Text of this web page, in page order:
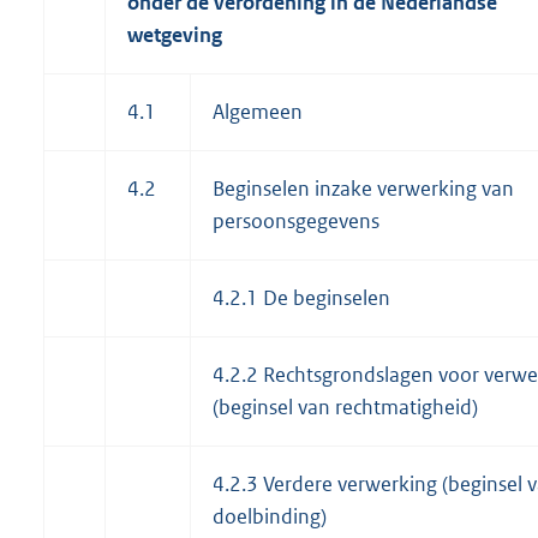
wetgeving
4.1 Algemeen
4.2
Beginselen inzake verwerking van
persoonsgegevens
4.2.1 De beginselen
4.2.2 Rechtsgrondslagen voor
(beginsel van rechtmatigheid)
4.2.3 Verdere verwerking (beginsel
doelbinding)